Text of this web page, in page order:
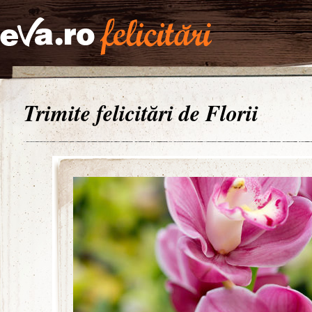
Trimite felicitări de Florii